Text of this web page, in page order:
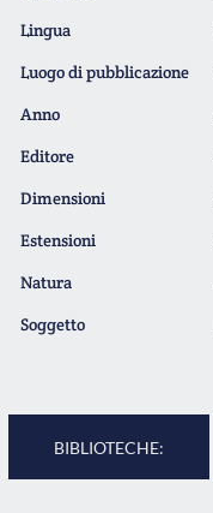
Lingua
Luogo di pubblicazione
Anno
Editore
Dimensioni
Estensioni
Natura
Soggetto
BIBLIOTECHE: